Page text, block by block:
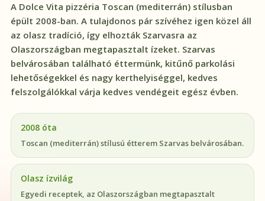
A Dolce Vita pizzéria Toscan (mediterrán) stílusban
épült 2008-ban. A tulajdonos pár szívéhez igen közel áll
az olasz tradíció, így elhozták Szarvasra az
Olaszországban megtapasztalt ízeket. Szarvas
belvárosában található éttermünk, kitűnő parkolási
lehetőségekkel és nagy kerthelyiséggel, kedves
felszolgálókkal várja kedves vendégeit egész évben.
2008 óta
Toscan (mediterrán) stílusú étterem Szarvas belvárosában.
Olasz ízvilág
Egyedi receptek, az Olaszországban megtapasztalt